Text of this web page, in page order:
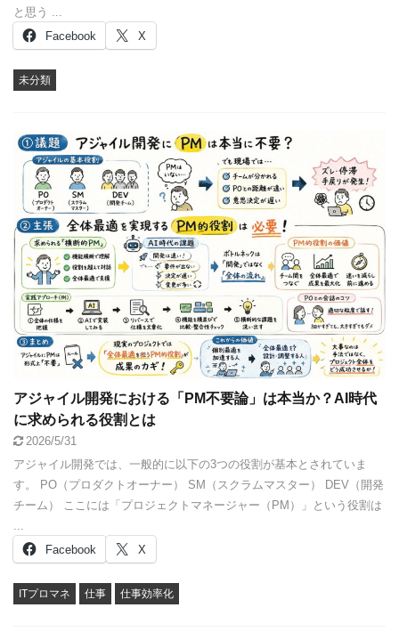
と思う ...
Facebook
X
未分類
アジャイル開発における「PM不要論」は本当か？AI時代
に求められる役割とは
2026/5/31
アジャイル開発では、一般的に以下の3つの役割が基本とされていま
す。 PO（プロダクトオーナー） SM（スクラムマスター） DEV（開発
チーム） ここには「プロジェクトマネージャー（PM）」という役割は
...
Facebook
X
ITプロマネ 仕事 仕事効率化